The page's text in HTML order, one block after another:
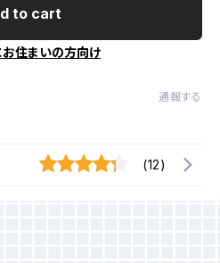
to cart
住まいの方向け
通報する
(12)